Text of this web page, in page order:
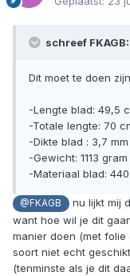
schreef FKAGB:
Dit moet te doen
-Lengte blad: 49,5
-Totale lengte: 70
-Dikte blad : 3,7 mm
-Gewicht: 1113 gram
-Materiaal blad:
@FKAGB
nu lijkt mij
want hoe wil je dit
manier doen (met
soort niet echt
(tenminste als je dit